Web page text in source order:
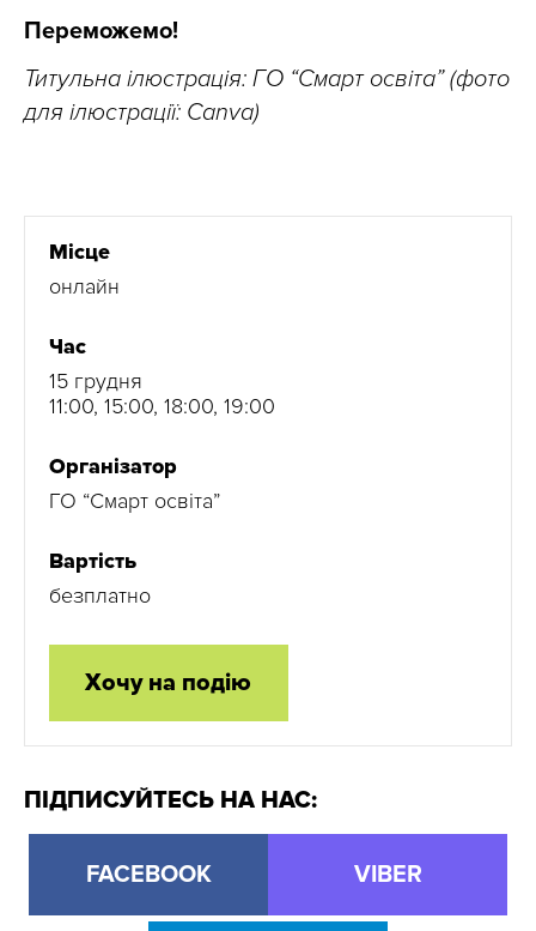
Переможемо!
Титульна ілюстрація: ГО “Смарт освіта” (фото
для ілюстрації: Canva)
Місце
онлайн
Час
15 грудня
11:00, 15:00, 18:00, 19:00
Організатор
ГО “Смарт освіта”
Вартість
безплатно
Хочу на подію
ПІДПИСУЙТЕСЬ НА НАС:
FACEBOOK VIBER